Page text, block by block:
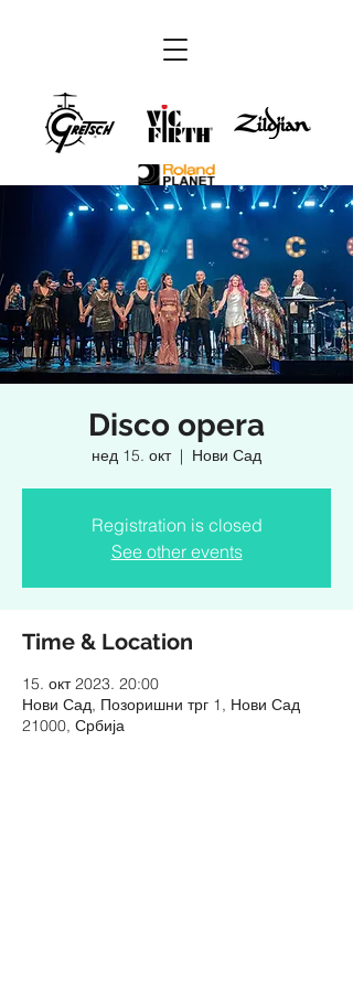
Disco opera
нед 15. окт
  |
Нови Сад
Registration is closed
See other events
Time & Location
15. окт 2023. 20:00
Нови Сад, Позоришни трг 1, Нови Сад
21000, Србија